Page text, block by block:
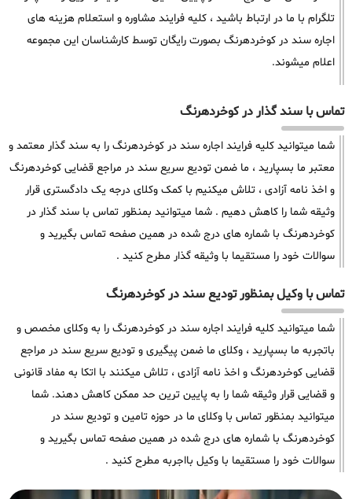
تلگرام با ما در ارتباط باشید ، کلیه فرایند مشاوره و استعلام هزینه های
اجاره سند در کوخردهرنگ بصورت رایگان توسط کارشناسان این مجموعه
اعلام میشوند.
تماس با سند گذار در کوخردهرنگ
شما میتوانید کلیه فرایند اجاره سند در کوخردهرنگ را به سند گذار معتمد و
معتبر ما بسپارید ، ما ضمن تودیع سریع سند در مراجع قضایی کوخردهرنگ
و اخذ نامه آزادی ، تلاش میکنیم با کمک وکلای درجه یک دادگستری قرار
وثیقه شما را کاهش دهیم . شما میتوانید بمنظور تماس با سند گذار در
کوخردهرنگ با شماره های درج شده در همین صفحه تماس بگیرید و
سوالات خود را مستقیما با وثیقه گذار مطرح کنید .
تماس با وکیل بمنظور تودیع سند در کوخردهرنگ
شما میتوانید کلیه فرایند اجاره سند در کوخردهرنگ را به وکلای مخصص و
باتجربه ما بسپارید ، وکلای ما ضمن پیگیری و تودیع سریع سند در مراجع
قضایی کوخردهرنگ و اخذ نامه آزادی ، تلاش میکنند با اتکا به مفاد قانونی
و قضایی قرار وثیقه شما را به پایین ترین حد ممکن کاهش دهند. شما
میتوانید بمنظور تماس با وکلای ما در حوزه تامین و تودیع سند در
کوخردهرنگ با شماره های درج شده در همین صفحه تماس بگیرید و
سوالات خود را مستقیما با وکیل بااجربه مطرح کنید .